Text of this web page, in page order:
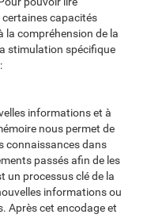
capacités
la compréhension de la
stimulation spécifique
informations et à
nous permet de
connaissances dans
passés afin de les
un processus clé de la
informations ou
Après cet encodage et